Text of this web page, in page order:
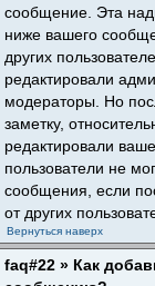
сообщение. Эта
ниже вашего
других
редактировали
модераторы. Но
заметку,
редактировали
пользователи не
сообщения, если
от других
Вернуться наверх
faq#22 » Как